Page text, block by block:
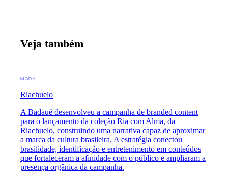
Veja também
MODA
Riachuelo
A Badauê desenvolveu a campanha de branded content
para o lançamento da coleção Ria com Alma, da
Riachuelo, construindo uma narrativa capaz de aproximar
a marca da cultura brasileira. A estratégia conectou
brasilidade, identificação e entretenimento em conteúdos
que fortaleceram a afinidade com o público e ampliaram a
presença orgânica da campanha.